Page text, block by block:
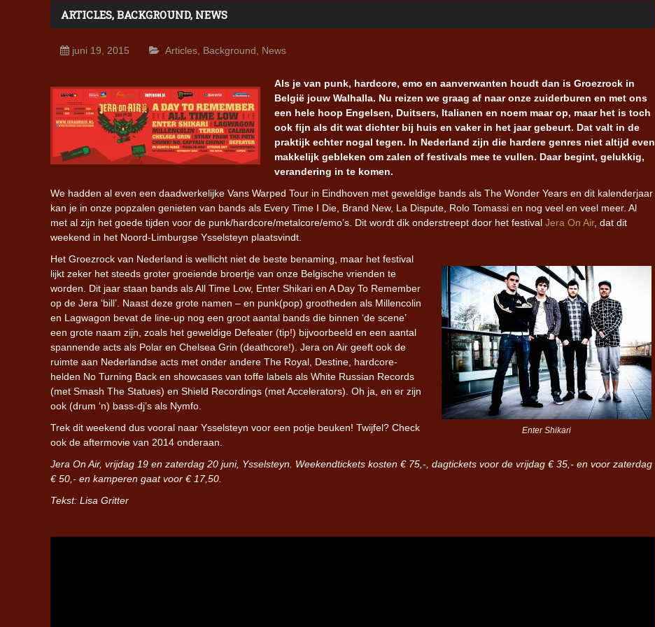
ARTICLES, BACKGROUND, NEWS
juni 19, 2015 Articles Background News
Als je van punk, hardcore, emo en aanverwanten houdt dan is Groezrock in
België jouw Walhalla. Nu reizen we graag af naar onze zuiderburen en met ons
een hele hoop Engelsen, Duitsers, Italianen en noem maar op, maar het is toch
ook fijn als dit wat dichter bij huis en vaker in het jaar gebeurt. Dat valt in de
praktijk echter nogal tegen. In Nederland zijn die hardere genres niet altijd even
makkelijk gebleken om zalen of festivals mee te vullen. Daar begint, gelukkig,
verandering in te komen.
We hadden al even een daadwerkelijke Vans Warped Tour in Eindhoven met geweldige bands als The Wonder Years en dit kalenderjaar
kan je in onze popzalen genieten van bands als Every Time I Die, Brand New, La Dispute, Rolo Tomassi en nog veel en veel meer. Al
met al zijn het goede tijden voor de punk/hardcore/metalcore/emo’s. Dit wordt dik onderstreept door het festival Jera On Air, dat dit
weekend in het Noord-Limburgse Ysselsteyn plaatsvindt.
Enter Shikari
Het Groezrock van Nederland is wellicht niet de beste benaming, maar het festival
lijkt zeker het steeds groter groeiende broertje van onze Belgische vrienden te
worden. Dit jaar staan bands als All Time Low, Enter Shikari en A Day To Remember
op de Jera ‘bill’. Naast deze grote namen – en punk(pop) grootheden als Millencolin
en Lagwagon bevat de line-up nog een groot aantal bands die binnen ‘de scene’
een grote naam zijn, zoals het geweldige Defeater (tip!) bijvoorbeeld en een aantal
spannende acts als Polar en Chelsea Grin (deathcore!). Jera on Air geeft ook de
ruimte aan Nederlandse acts met onder andere The Royal, Destine, hardcore-
helden No Turning Back en showcases van toffe labels als White Russian Records
(met Smash The Statues) en Shield Recordings (met Accelerators). Oh ja, en er zijn
ook (drum ‘n) bass-dj’s als Nymfo.
Trek dit weekend dus vooral naar Ysselsteyn voor een potje beuken! Twijfel? Check
ook de aftermovie van 2014 onderaan.
Jera On Air, vrijdag 19 en zaterdag 20 juni, Ysselsteyn. Weekendtickets kosten € 75,-, dagtickets voor de vrijdag € 35,- en voor zaterdag
€ 50,- en kamperen gaat voor € 17,50.
Tekst: Lisa Gritter